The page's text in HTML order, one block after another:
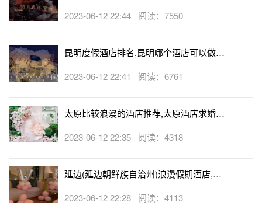
2023-06-12 22:44 阅读：7550
昆明度假酒店排名,昆明哪个酒店可以做求
2023-06-12 22:41 阅读：6761
太原比较浪漫的酒店推荐,太原酒店求婚可
2023-06-12 22:35 阅读：4318
延边(延边朝鲜族自治州)浪漫假期酒店,延
2023-06-12 22:28 阅读：4113